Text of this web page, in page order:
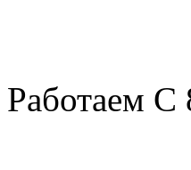
Работаем С